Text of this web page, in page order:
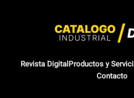
Revista DigitalProductos y
Contacto